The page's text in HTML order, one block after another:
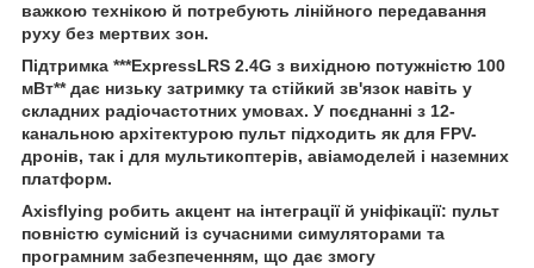
важкою технікою й потребують лінійного передавання
руху без мертвих зон.
Підтримка ***ExpressLRS 2.4G з вихідною потужністю 100
мВт** дає низьку затримку та стійкий зв'язок навіть у
складних радіочастотних умовах. У поєднанні з 12-
канальною архітектурою пульт підходить як для FPV-
дронів, так і для мультикоптерів, авіамоделей і наземних
платформ.
Axisflying робить акцент на інтеграції й уніфікації: пульт
повністю сумісний із сучасними симуляторами та
програмним забезпеченням, що дає змогу